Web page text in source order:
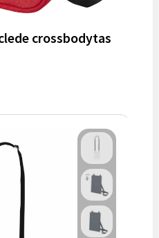
crossbodytas